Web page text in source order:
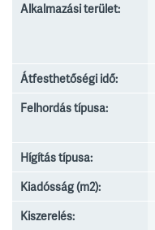
Alkalmazási terület:
Átfesthetőségi idő:
Felhordás típusa:
Hígítás típusa:
Kiadósság (m2):
Kiszerelés: